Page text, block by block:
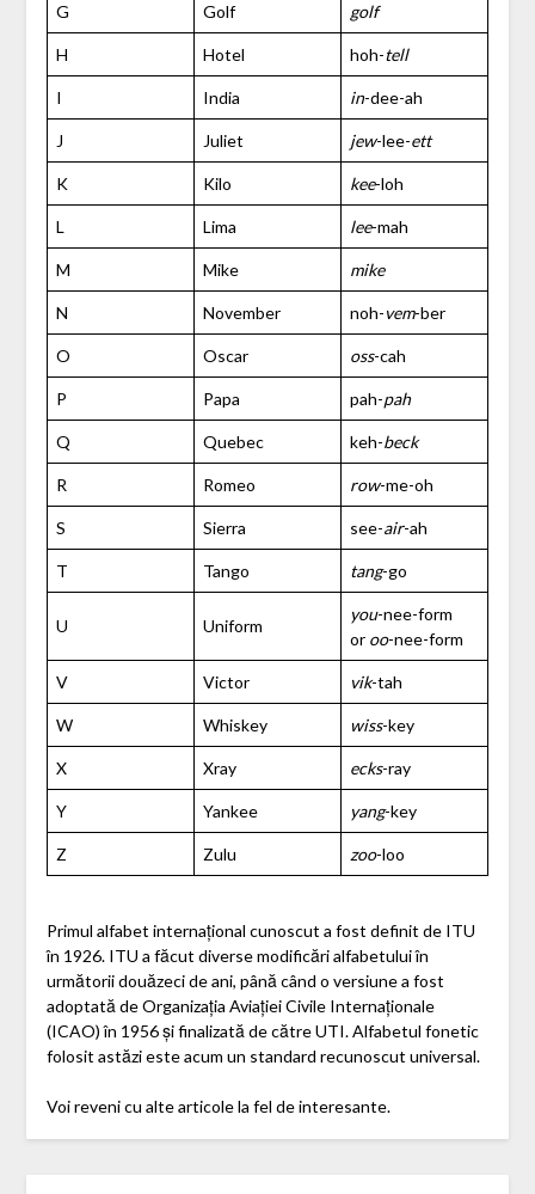
G Golf golf
H Hotel hoh-tell
I India in-dee-ah
J Juliet jew-lee-ett
K Kilo kee-loh
L Lima lee-mah
M Mike mike
N November noh-vem-ber
O Oscar oss-cah
P Papa pah-pah
Q Quebec keh-beck
R Romeo row-me-oh
S Sierra see-air-ah
T Tango tang-go
U Uniform
you-nee-form
or oo-nee-form
V Victor vik-tah
W Whiskey wiss-key
X Xray ecks-ray
Y Yankee yang-key
Z Zulu zoo-loo
Primul alfabet internațional cunoscut a fost definit de ITU
în 1926. ITU a făcut diverse modificări alfabetului în
următorii douăzeci de ani, până când o versiune a fost
adoptată de Organizația Aviației Civile Internaționale
(ICAO) în 1956 și finalizată de către UTI. Alfabetul fonetic
folosit astăzi este acum un standard recunoscut universal.
Voi reveni cu alte articole la fel de interesante.